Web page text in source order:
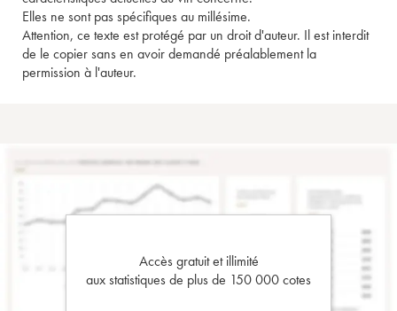
Elles ne sont pas spécifiques au millésime.
Attention, ce texte est protégé par un droit d'auteur. Il est interdit
de le copier sans en avoir demandé préalablement la
permission à l'auteur.
Accès gratuit et illimité
aux statistiques de plus de 150 000 cotes